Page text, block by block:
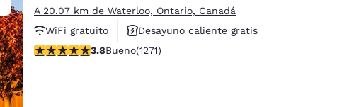
Australia
English
India
A 20.07 km de Waterloo, Ontario, Canadá
WiFi gratuito
Desayuno caliente gratis
Se aceptan mascotas
calificación de 3.84 estrellas. Bueno. 1271 reseñas
3.8Bueno(1271)